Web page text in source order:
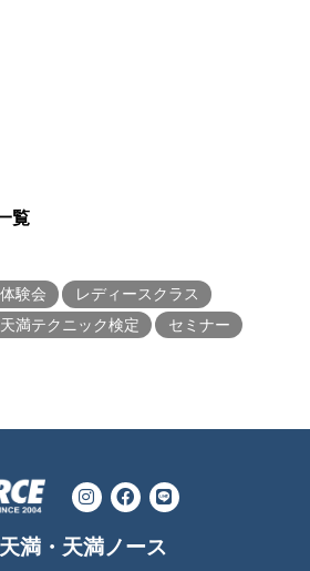
覧
験会
レディースクラス
天満テクニック検定 セミナー
満・天満ノース